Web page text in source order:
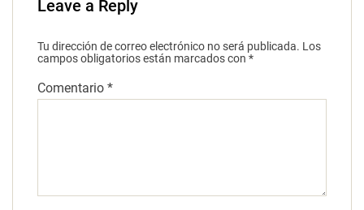
Leave a Reply
Tu dirección de correo electrónico no será publicada. Los
campos obligatorios están marcados con *
Comentario *